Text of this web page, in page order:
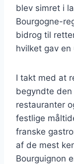
blev simret i
Bourgogne-
bidrog til
hvilket gav en
I takt med at
begyndte
restauranter
festlige
franske
af de mest
Bourguignon